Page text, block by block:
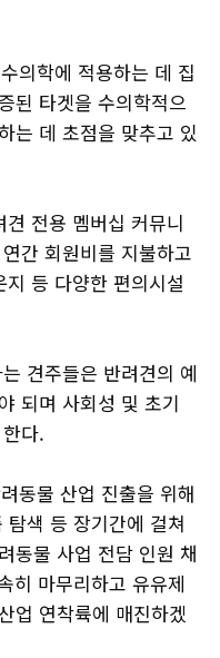
의학에 적용하는 데 집
된 타겟을 수의학적으
는 데 초점을 맞추고 있
전용 멤버십 커뮤니
간 회원비를 지불하고
등 다양한 편의시설
견주들은 반려견의 예
되며 사회성 및 초기
다.
동물 산업 진출을 위해
색 등 장기간에 걸쳐
동물 사업 전담 인원 채
히 마무리하고 유유제
업 연착륙에 매진하겠